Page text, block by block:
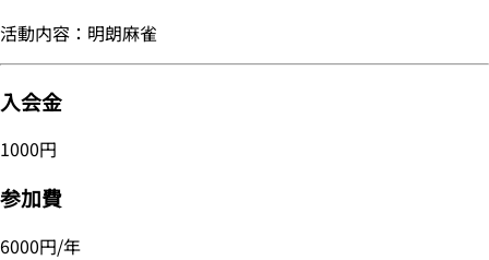
活動内容：明朗麻雀
入会金
1000円
参加費
6000円/年